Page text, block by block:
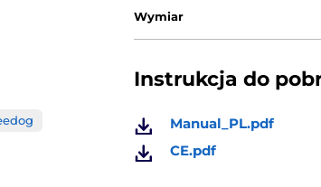
Wymiar
Instrukcja do
Manual_PL.pdf
CE.pdf